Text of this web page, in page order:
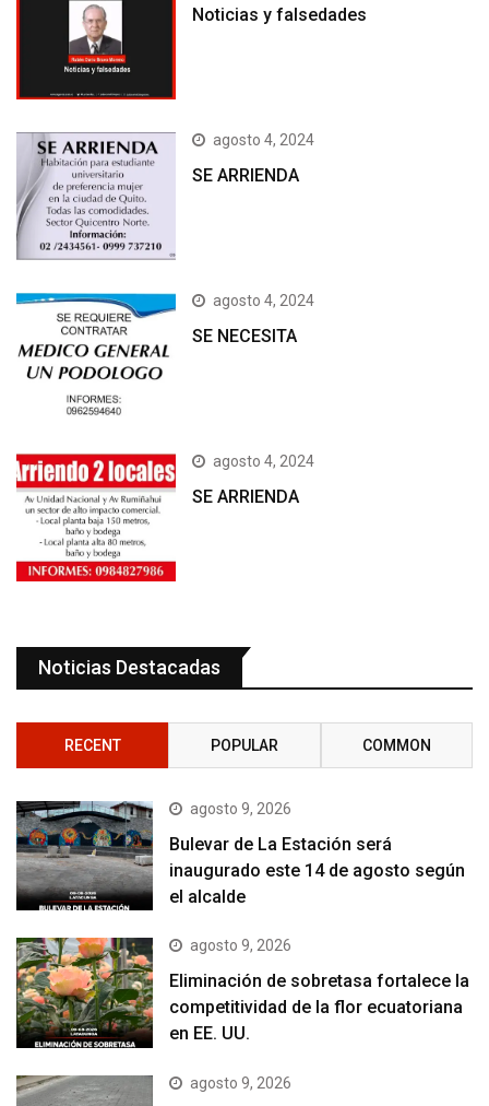
Noticias y falsedades
agosto 4, 2024
SE ARRIENDA
agosto 4, 2024
SE NECESITA
agosto 4, 2024
SE ARRIENDA
Noticias Destacadas
RECENT POPULAR COMMON
agosto 9, 2026
Bulevar de La Estación será
inaugurado este 14 de agosto según
el alcalde
agosto 9, 2026
Eliminación de sobretasa fortalece la
competitividad de la flor ecuatoriana
en EE. UU.
agosto 9, 2026